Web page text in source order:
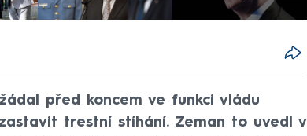
před koncem ve funkci vládu
trestní stíhání. Zeman to uvedl v